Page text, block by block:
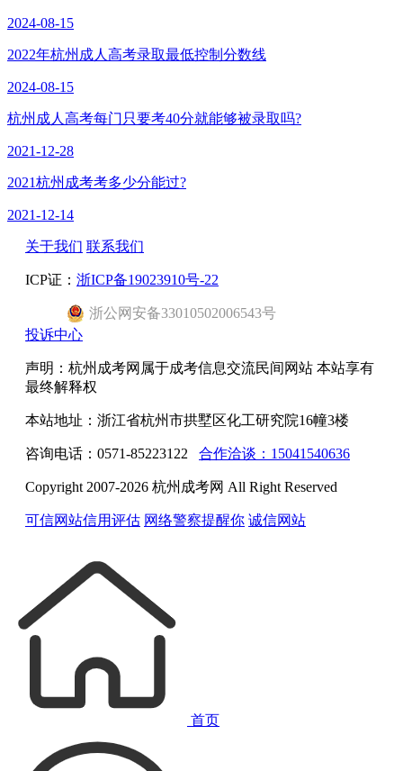
2024-08-15
2022年杭州成人高考录取最低控制分数线
2024-08-15
杭州成人高考每门只要考40分就能够被录取吗?
2021-12-28
2021杭州成考考多少分能过?
2021-12-14
关于我们 联系我们
ICP证： 浙ICP备19023910号-22
浙公网安备33010502006543号
投诉中心
声明：杭州成考网属于成考信息交流民间网站 本站享有
最终解释权
本站地址：浙江省杭州市拱墅区化工研究院16幢3楼
咨询电话：0571-85223122 合作洽谈：15041540636
Copyright 2007-2026 杭州成考网 All Right Reserved
可信网站信用评估 网络警察提醒你 诚信网站
首页